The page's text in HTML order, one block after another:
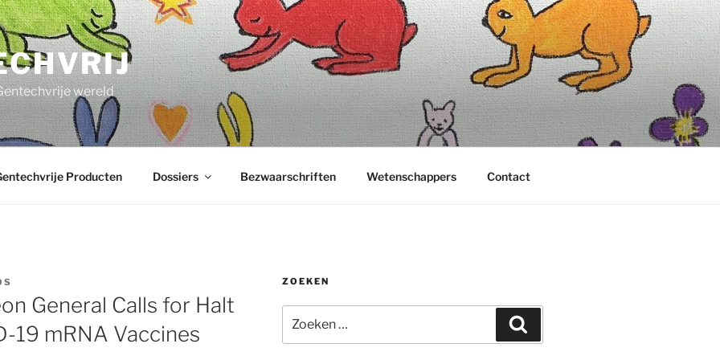
wereld
Producten Dossiers Bezwaarschriften Wetenschappers Contact
General Calls for Halt
19 mRNA Vaccines
ZOEKEN
naar: